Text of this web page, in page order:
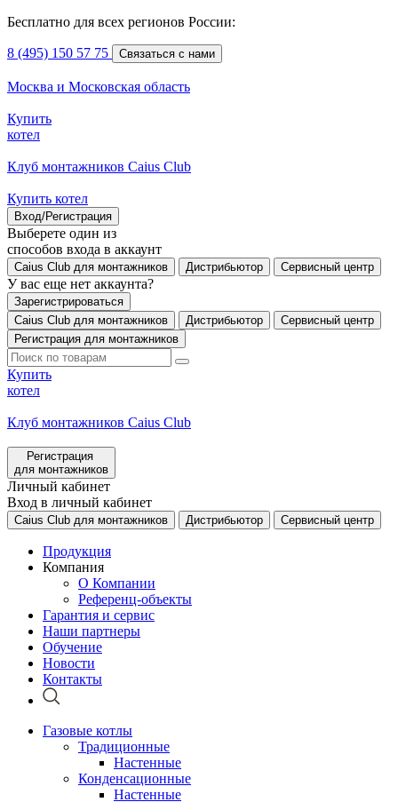
Бесплатно для всех регионов России:
8 (495) 150 57 75 Связаться с нами
Москва и Московская область
Купить
котел
Клуб монтажников Caius Club
Купить котел
Вход/Регистрация
Выберете один из
способов входа в аккаунт
Caius Club для монтажников Дистрибьютор Сервисный центр
У вас еще нет аккаунта?
Зарегистрироваться
Caius Club для монтажников
Дистрибьютор
Сервисный центр
Регистрация для монтажников
Купить
котел
Клуб монтажников Caius Club
Регистрация
для монтажников
Личный кабинет
Вход в личный кабинет
Caius Club для монтажников Дистрибьютор Сервисный центр
Продукция
Компания
О Компании
Референц-объекты
Гарантия и сервис
Наши партнеры
Обучение
Новости
Контакты
Газовые котлы
Традиционные
Настенные
Конденсационные
Настенные